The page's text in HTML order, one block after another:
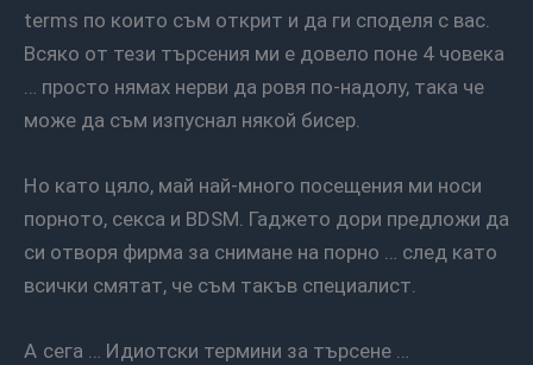
terms по които съм открит и да ги споделя с вас.
Всяко от тези търсения ми е довело поне 4 човека
… просто нямах нерви да ровя по-надолу, така че
може да съм изпуснал някой бисер.
Но като цяло, май най-много посещения ми носи
порното, секса и BDSM. Гаджето дори предложи да
си отворя фирма за снимане на порно … след като
всички смятат, че съм такъв специалист.
А сега … Идиотски термини за търсене …